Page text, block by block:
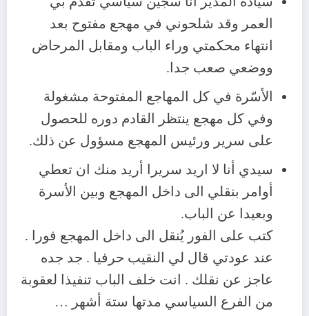
العمر وقد شلحوني في مهجع مفتوح بعد
انتهاء محكمتي وراء الباب ومقابل المرحاض
ووضعي صعب جدا.
الأسّرة في كل المهاجع المفتوحة مشغولة
وفي كل مهجع ينتظر القادم دوره للحصول
على سرير ورئيس المهجع مسؤول عن ذلك.
سيدي أنا لا اريد سريرا أريد منك ان تعطي
أوامر بنقلي الى داخل المهجع وبين الأسرة
وبعيدا عن الباب.
كتب على الفور يُنقل الى داخل المهجع فورا .
عند عودتي قال لي النقيب حرفيا . جد جده
عاجز عن نقلك . انت خلف الباب تنفيذا لعقوبة
من الفرع السياسي مدتها ستة أشهر …